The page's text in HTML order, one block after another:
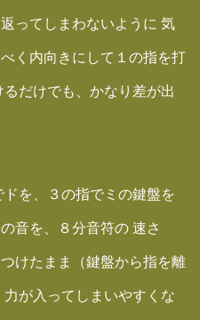
ってしまわないように 気
く内向きにして１の指を打
だけでも、かなり差が出
を、３の指でミの鍵盤を
音を、８分音符の 速さ
けたまま（鍵盤から指を離
が入ってしまいやすくな